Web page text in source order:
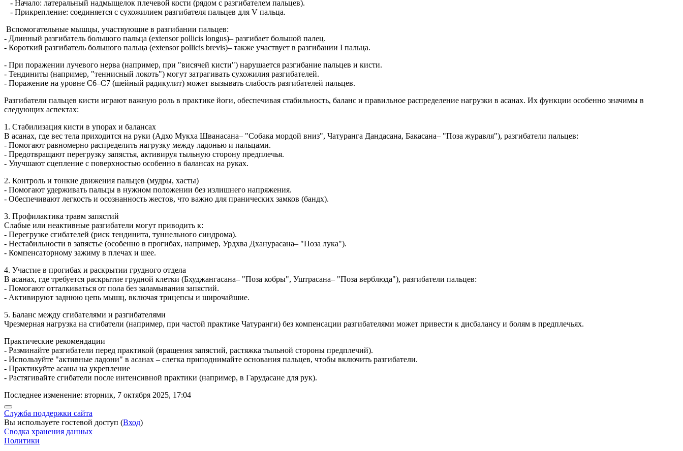
- Начало: латеральный надмыщелок плечевой кости (рядом с разгибателем пальцев).
- Прикрепление: соединяется с сухожилием разгибателя пальцев для V пальца.
Вспомогательные мышцы, участвующие в разгибании пальцев:
- Длинный разгибатель большого пальца (extensor pollicis longus)– разгибает большой палец.
- Короткий разгибатель большого пальца (extensor pollicis brevis)– также участвует в разгибании I пальца.
- При поражении лучевого нерва (например, при "висячей кисти") нарушается разгибание пальцев и кисти.
- Тендиниты (например, "теннисный локоть") могут затрагивать сухожилия разгибателей.
- Поражение на уровне C6–C7 (шейный радикулит) может вызывать слабость разгибателей пальцев.
Разгибатели пальцев кисти играют важную роль в практике йоги, обеспечивая стабильность, баланс и правильное распределение нагрузки в асанах. Их функции особенно значимы в
следующих аспектах:
1. Стабилизация кисти в упорах и балансах
В асанах, где вес тела приходится на руки (Адхо Мукха Шванасана– "Собака мордой вниз", Чатуранга Дандасана, Бакасана– "Поза журавля"), разгибатели пальцев:
- Помогают равномерно распределить нагрузку между ладонью и пальцами.
- Предотвращают перегрузку запястья, активируя тыльную сторону предплечья.
- Улучшают сцепление с поверхностью особенно в балансах на руках.
2. Контроль и тонкие движения пальцев (мудры, хасты)
- Помогают удерживать пальцы в нужном положении без излишнего напряжения.
- Обеспечивают легкость и осознанность жестов, что важно для пранических замков (бандх).
3. Профилактика травм запястий
Слабые или неактивные разгибатели могут приводить к:
- Перегрузке сгибателей (риск тендинита, туннельного синдрома).
- Нестабильности в запястье (особенно в прогибах, например, Урдхва Дханурасана– "Поза лука").
- Компенсаторному зажиму в плечах и шее.
4. Участие в прогибах и раскрытии грудного отдела
В асанах, где требуется раскрытие грудной клетки (Бхуджангасана– "Поза кобры", Уштрасана– "Поза верблюда"), разгибатели пальцев:
- Помогают отталкиваться от пола без заламывания запястий.
- Активируют заднюю цепь мышц, включая трицепсы и широчайшие.
5. Баланс между сгибателями и разгибателями
Чрезмерная нагрузка на сгибатели (например, при частой практике Чатуранги) без компенсации разгибателями может привести к дисбалансу и болям в предплечьях.
Практические рекомендации
- Разминайте разгибатели перед практикой (вращения запястий, растяжка тыльной стороны предплечий).
- Используйте "активные ладони" в асанах – слегка приподнимайте основания пальцев, чтобы включить разгибатели.
- Практикуйте асаны на укрепление
- Растягивайте сгибатели после интенсивной практики (например, в Гарудасане для рук).
Последнее изменение: вторник, 7 октября 2025, 17:04
Служба поддержки сайта
Вы используете гостевой доступ (Вход)
Сводка хранения данных
Политики